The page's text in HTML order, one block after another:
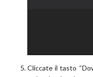
Cliccate il tasto